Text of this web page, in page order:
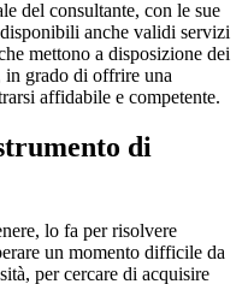
del consultante, con le sue
anche validi servizi
mettono a disposizione dei
in grado di offrire una
affidabile e competente.
di
lo fa per risolvere
un momento difficile da
per cercare di acquisire